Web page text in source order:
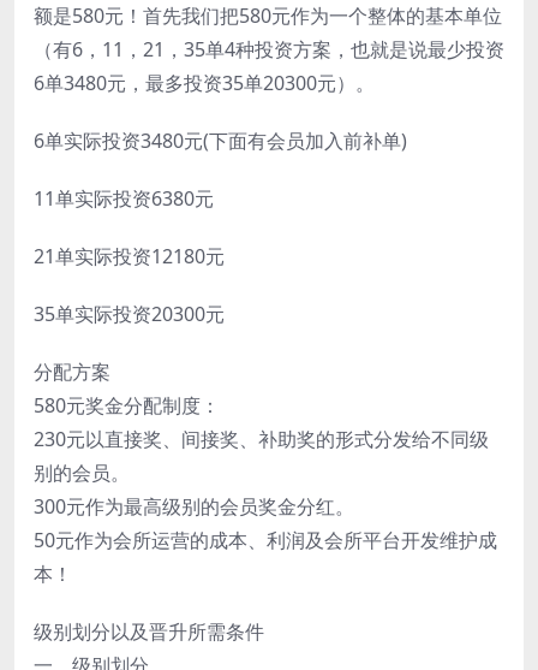
额是580元！首先我们把580元作为一个整体的基本单位
（有6，11，21，35单4种投资方案，也就是说最少投资
6单3480元，最多投资35单20300元）。
6单实际投资3480元(下面有会员加入前补单)
11单实际投资6380元
21单实际投资12180元
35单实际投资20300元
分配方案
580元奖金分配制度：
230元以直接奖、间接奖、补助奖的形式分发给不同级
别的会员。
300元作为最高级别的会员奖金分红。
50元作为会所运营的成本、利润及会所平台开发维护成
本！
级别划分以及晋升所需条件